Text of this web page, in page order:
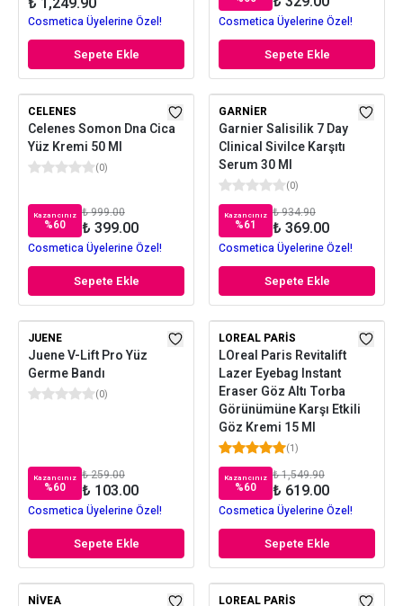
Cosmetica Üyelerine Özel!
Sepete Ekle
Cosmetica Üyelerine Özel!
Sepete Ekle
CELENES
Celenes Somon Dna Cica
Yüz Kremi 50 Ml
(0)
Kazancınız
%60
₺ 999.00
₺ 399.00
Cosmetica Üyelerine Özel!
Sepete Ekle
GARNIER
Garnier Salisilik 7 Day
Clinical Sivilce Karşıtı
Serum 30 Ml
(0)
Kazancınız
%61
₺ 934.90
₺ 369.00
Cosmetica Üyelerine Özel!
Sepete Ekle
JUENE
Juene V-Lift Pro Yüz
Germe Bandı
(0)
Kazancınız
%60
₺ 259.00
₺ 103.00
Cosmetica Üyelerine Özel!
Sepete Ekle
LOREAL PARIS
LOreal Paris Revitalift
Lazer Eyebag Instant
Eraser Göz Altı Torba
Görünümüne Karşı Etkili
Göz Kremi 15 Ml
(1)
Kazancınız
%60
₺ 1,549.90
₺ 619.00
Cosmetica Üyelerine Özel!
Sepete Ekle
NIVEA LOREAL PARIS